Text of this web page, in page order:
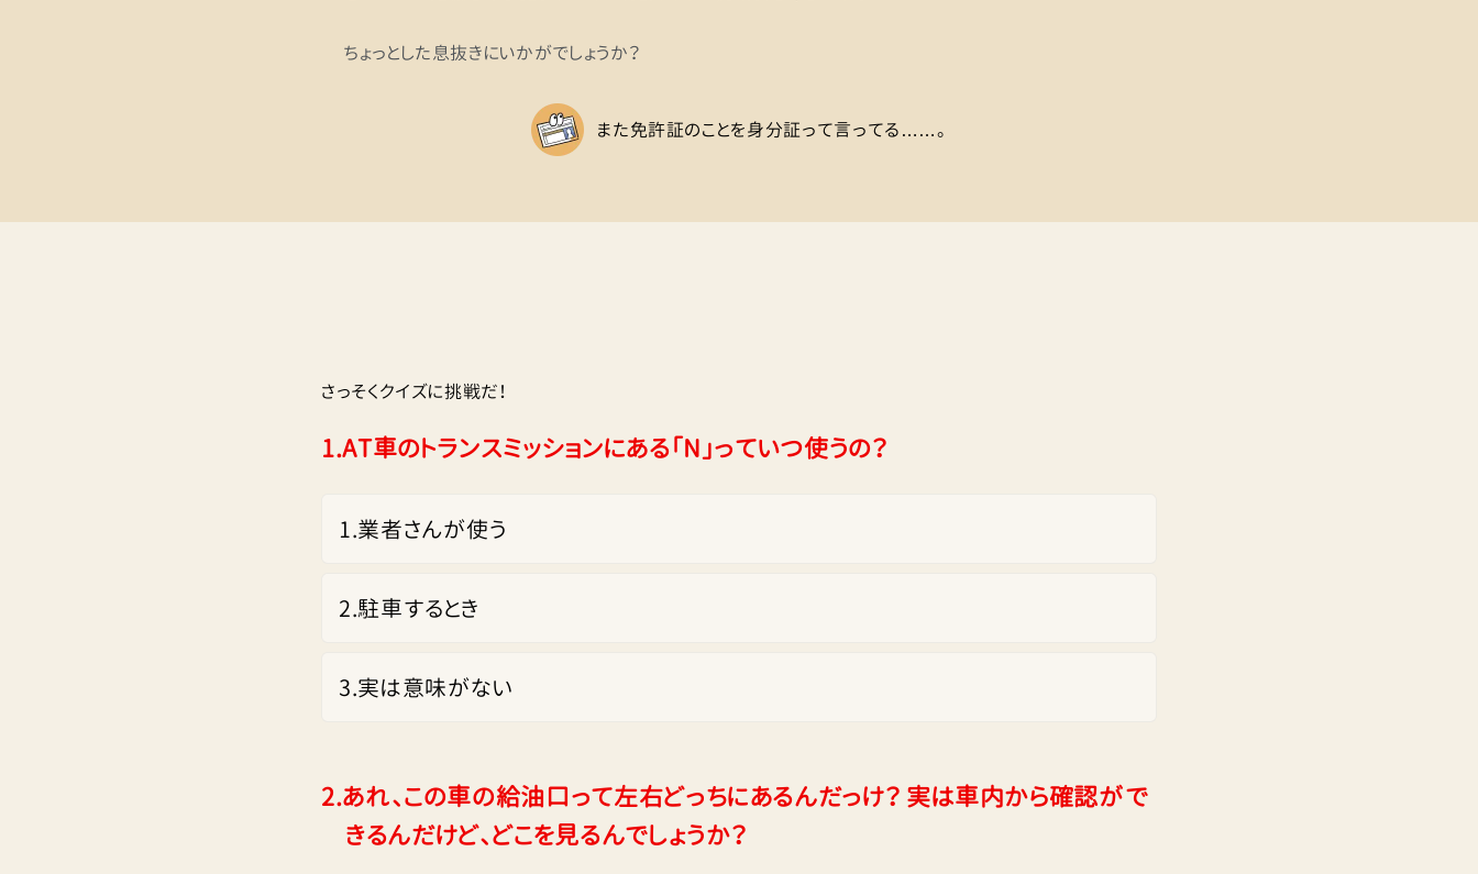
ちょっとした息抜きにいかがでしょうか？
また免許証のことを身分証って言ってる……。
さっそくクイズに挑戦だ！
1.AT車のトランスミッションにある「N」っていつ使うの？
1.業者さんが使う
2.駐車するとき
3.実は意味がない
2.あれ、この車の給油口って左右どっちにあるんだっけ？ 実は車内から確認がで
きるんだけど、どこを見るんでしょうか？